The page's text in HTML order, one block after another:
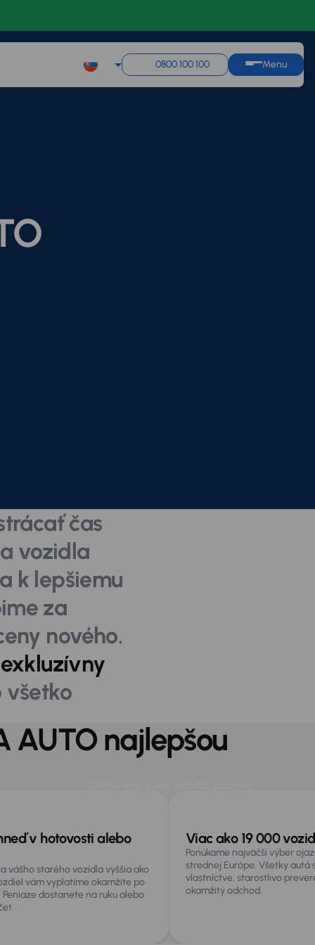
0800 100 100 Menu
čas
vozidla
k lepšiemu
za
nového.
exkluzívny
všetko
AUTO najlepšou
v hotovosti alebo
vášho starého vozidla vyššia ako
vám vyplatíme okamžite po
Peniaze dostanete na ruku alebo
Viac ako 19 000
Ponúkame najväčší výber
strednej Európe. Všetky autá
vlastníctve, starostlivo
okamžitý odchod.